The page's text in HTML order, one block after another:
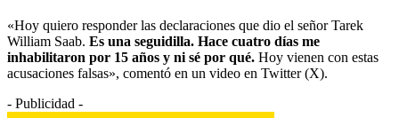
«Hoy quiero responder las declaraciones que dio el señor Tarek
William Saab. Es una seguidilla. Hace cuatro días me
inhabilitaron por 15 años y ni sé por qué. Hoy vienen con estas
acusaciones falsas», comentó en un video en Twitter (X).
- Publicidad -